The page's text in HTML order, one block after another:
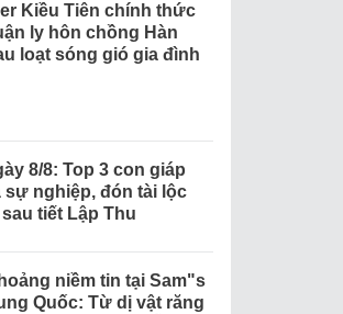
Kiều Tiên chính thức
ly hôn chồng Hàn
loạt sóng gió gia đình
8/8: Top 3 con giáp
sự nghiệp, đón tài lộc
tiết Lập Thu
niềm tin tại Sam"s
Quốc: Từ dị vật răng